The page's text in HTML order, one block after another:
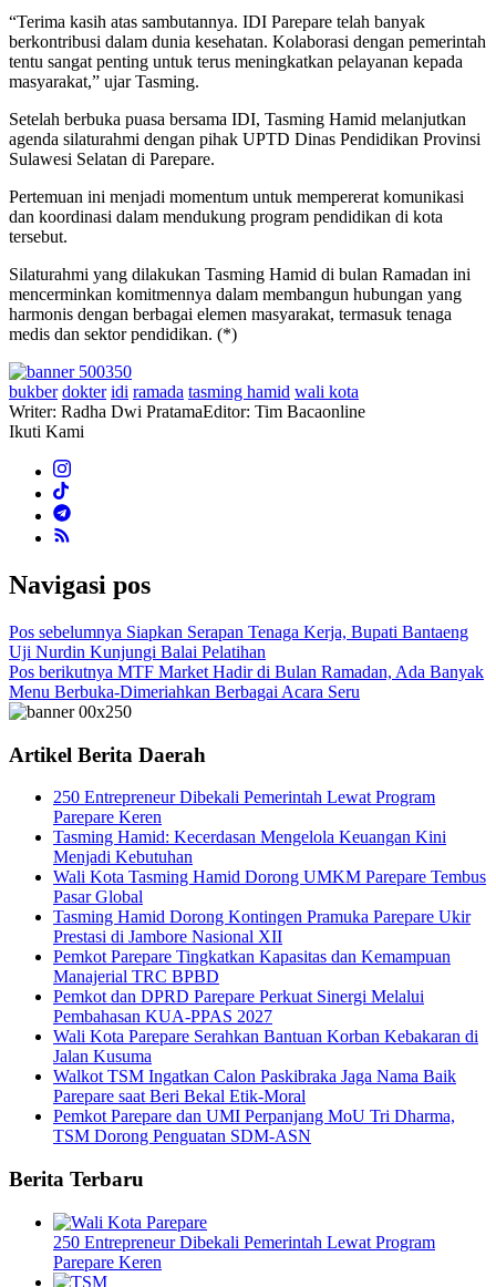
“Terima kasih atas sambutannya. IDI Parepare telah banyak
berkontribusi dalam dunia kesehatan. Kolaborasi dengan pemerintah
tentu sangat penting untuk terus meningkatkan pelayanan kepada
masyarakat,” ujar Tasming.
Setelah berbuka puasa bersama IDI, Tasming Hamid melanjutkan
agenda silaturahmi dengan pihak UPTD Dinas Pendidikan Provinsi
Sulawesi Selatan di Parepare.
Pertemuan ini menjadi momentum untuk mempererat komunikasi
dan koordinasi dalam mendukung program pendidikan di kota
tersebut.
Silaturahmi yang dilakukan Tasming Hamid di bulan Ramadan ini
mencerminkan komitmennya dalam membangun hubungan yang
harmonis dengan berbagai elemen masyarakat, termasuk tenaga
medis dan sektor pendidikan. (*)
bukber dokter idi ramada tasming hamid wali kota
Writer: Radha Dwi PratamaEditor: Tim Bacaonline
Ikuti Kami
Navigasi pos
Pos sebelumnya Siapkan Serapan Tenaga Kerja, Bupati Bantaeng
Uji Nurdin Kunjungi Balai Pelatihan
Pos berikutnya MTF Market Hadir di Bulan Ramadan, Ada Banyak
Menu Berbuka-Dimeriahkan Berbagai Acara Seru
Artikel Berita Daerah
250 Entrepreneur Dibekali Pemerintah Lewat Program
Parepare Keren
Tasming Hamid: Kecerdasan Mengelola Keuangan Kini
Menjadi Kebutuhan
Wali Kota Tasming Hamid Dorong UMKM Parepare Tembus
Pasar Global
Tasming Hamid Dorong Kontingen Pramuka Parepare Ukir
Prestasi di Jambore Nasional XII
Pemkot Parepare Tingkatkan Kapasitas dan Kemampuan
Manajerial TRC BPBD
Pemkot dan DPRD Parepare Perkuat Sinergi Melalui
Pembahasan KUA-PPAS 2027
Wali Kota Parepare Serahkan Bantuan Korban Kebakaran di
Jalan Kusuma
Walkot TSM Ingatkan Calon Paskibraka Jaga Nama Baik
Parepare saat Beri Bekal Etik-Moral
Pemkot Parepare dan UMI Perpanjang MoU Tri Dharma,
TSM Dorong Penguatan SDM-ASN
Berita Terbaru
250 Entrepreneur Dibekali Pemerintah Lewat Program
Parepare Keren